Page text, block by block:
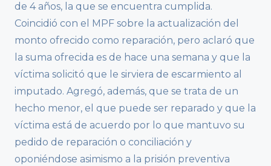
de 4 años, la que se encuentra cumplida.
Coincidió con el MPF sobre la actualización del
monto ofrecido como reparación, pero aclaró que
la suma ofrecida es de hace una semana y que la
víctima solicitó que le sirviera de escarmiento al
imputado. Agregó, además, que se trata de un
hecho menor, el que puede ser reparado y que la
víctima está de acuerdo por lo que mantuvo su
pedido de reparación o conciliación y
oponiéndose asimismo a la prisión preventiva